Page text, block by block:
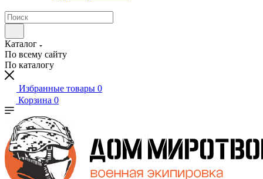
Каталог
По всему сайту
По каталогу
Избранные товары 0
Корзина 0